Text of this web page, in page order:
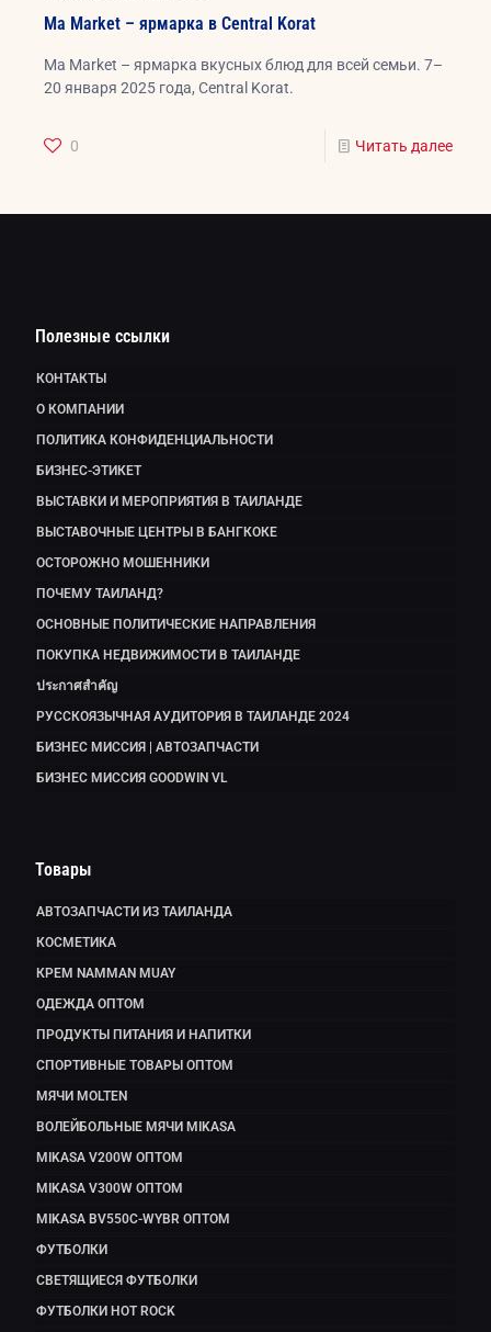
Ma Market – ярмарка в Central Korat
Ma Market – ярмарка вкусных блюд для всей семьи. 7–
20 января 2025 года, Central Korat.
0 Читать далее
Полезные ссылки
КОНТАКТЫ
О КОМПАНИИ
ПОЛИТИКА КОНФИДЕНЦИАЛЬНОСТИ
БИЗНЕС-ЭТИКЕТ
ВЫСТАВКИ И МЕРОПРИЯТИЯ В ТАИЛАНДЕ
ВЫСТАВОЧНЫЕ ЦЕНТРЫ В БАНГКОКЕ
ОСТОРОЖНО МОШЕННИКИ
ПОЧЕМУ ТАИЛАНД?
ОСНОВНЫЕ ПОЛИТИЧЕСКИЕ НАПРАВЛЕНИЯ
ПОКУПКА НЕДВИЖИМОСТИ В ТАИЛАНДЕ
ประกาศสำคัญ
РУССКОЯЗЫЧНАЯ АУДИТОРИЯ В ТАИЛАНДЕ 2024
БИЗНЕС МИССИЯ | АВТОЗАПЧАСТИ
БИЗНЕС МИССИЯ GOODWIN VL
Товары
АВТОЗАПЧАСТИ ИЗ ТАИЛАНДА
КОСМЕТИКА
КРЕМ NAMMAN MUAY
ОДЕЖДА ОПТОМ
ПРОДУКТЫ ПИТАНИЯ И НАПИТКИ
СПОРТИВНЫЕ ТОВАРЫ ОПТОМ
МЯЧИ MOLTEN
ВОЛЕЙБОЛЬНЫЕ МЯЧИ MIKASA
MIKASA V200W ОПТОМ
MIKASA V300W ОПТОМ
MIKASA BV550C-WYBR ОПТОМ
ФУТБОЛКИ
СВЕТЯЩИЕСЯ ФУТБОЛКИ
ФУТБОЛКИ HOT ROCK